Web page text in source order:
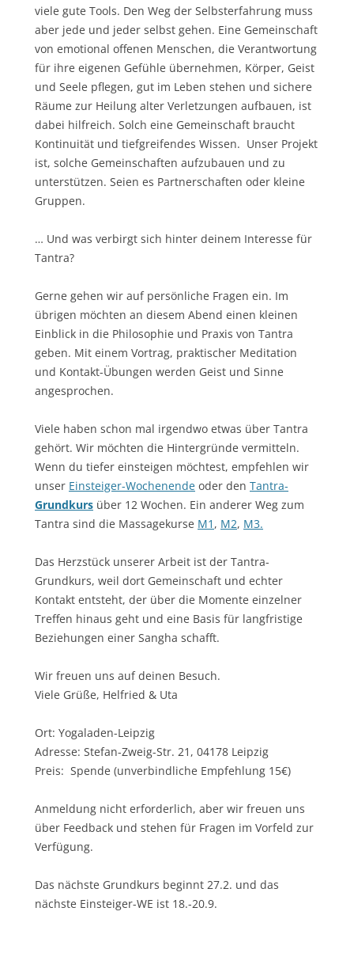
viele gute Tools. Den Weg der Selbsterfahrung muss
aber jede und jeder selbst gehen. Eine Gemeinschaft
von emotional offenen Menschen, die Verantwortung
für ihre eigenen Gefühle übernehmen, Körper, Geist
und Seele pflegen, gut im Leben stehen und sichere
Räume zur Heilung alter Verletzungen aufbauen, ist
dabei hilfreich. Solch eine Gemeinschaft braucht
Kontinuität und tiefgreifendes Wissen. Unser Projekt
ist, solche Gemeinschaften aufzubauen und zu
unterstützen. Seien es Partnerschaften oder kleine
Gruppen.
… Und was verbirgt sich hinter deinem Interesse für
Tantra?
Gerne gehen wir auf persönliche Fragen ein. Im
übrigen möchten an diesem Abend einen kleinen
Einblick in die Philosophie und Praxis von Tantra
geben. Mit einem Vortrag, praktischer Meditation
und Kontakt-Übungen werden Geist und Sinne
angesprochen.
Viele haben schon mal irgendwo etwas über Tantra
gehört. Wir möchten die Hintergründe vermitteln.
Wenn du tiefer einsteigen möchtest, empfehlen wir
unser Einsteiger-Wochenende oder den Tantra-
Grundkurs über 12 Wochen. Ein anderer Weg zum
Tantra sind die Massagekurse M1 , M2, M3.
Das Herzstück unserer Arbeit ist der Tantra-
Grundkurs, weil dort Gemeinschaft und echter
Kontakt entsteht, der über die Momente einzelner
Treffen hinaus geht und eine Basis für langfristige
Beziehungen einer Sangha schafft.
Wir freuen uns auf deinen Besuch.
Viele Grüße, Helfried & Uta
Ort: Yogaladen-Leipzig
Adresse: Stefan-Zweig-Str. 21, 04178 Leipzig
Preis: Spende (unverbindliche Empfehlung 15€)
Anmeldung nicht erforderlich, aber wir freuen uns
über Feedback und stehen für Fragen im Vorfeld zur
Verfügung.
Das nächste Grundkurs beginnt 27.2. und das
nächste Einsteiger-WE ist 18.-20.9.